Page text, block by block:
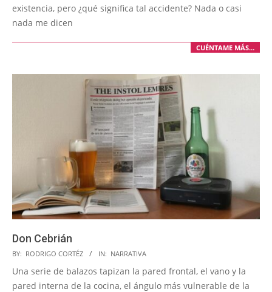
existencia, pero ¿qué significa tal accidente? Nada o casi
nada me dicen
CUÉNTAME MÁS…
Don Cebrián
2025-
04-
BY: RODRIGO CORTÉZ IN: NARRATIVA
Una serie de balazos tapizan la pared frontal, el vano y la
pared interna de la cocina, el ángulo más vulnerable de la